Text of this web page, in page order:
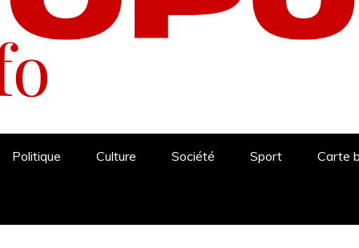
Politique Culture Société Sport Carte